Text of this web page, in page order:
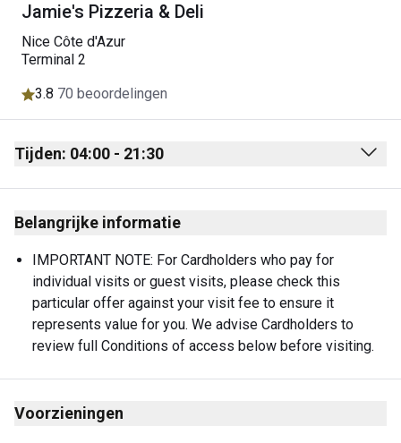
Jamie's Pizzeria & Deli
Nice Côte d'Azur
Terminal 2
3.8 70 beoordelingen
Tijden: 04:00 - 21:30
Monday 04:00 - 21:30
Tuesday
Wednesday 04:00 - 21:30
Thursday 04:00 - 21:30
Friday 04:00 - 21:30
Saturday 04:00 - 21:30
Belangrijke informatie
IMPORTANT NOTE: For Cardholders who pay for
individual visits or guest visits, please check this
particular offer against your visit fee to ensure it
represents value for you. We advise Cardholders to
review full Conditions of access below before visiting.
Voorzieningen